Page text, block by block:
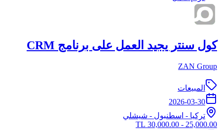
كول سنتر يجيد العمل على برنامج CRM
ZAN Group
المبيعات
2026-03-30
تركيا - اسطنبول - شيشلي
25,000.00 - 30,000.00 TL